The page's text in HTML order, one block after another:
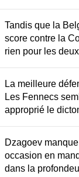
Tandis que la
score contre la
rien pour les
La meilleure
Les Fennecs
approprié le
Dzagoev
occasion en
dans la